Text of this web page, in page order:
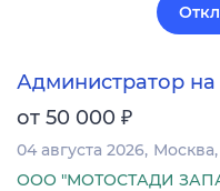
Администратор
от 50 000 ₽
04 августа 2026 Москва
ООО "МОТОСТАДИ